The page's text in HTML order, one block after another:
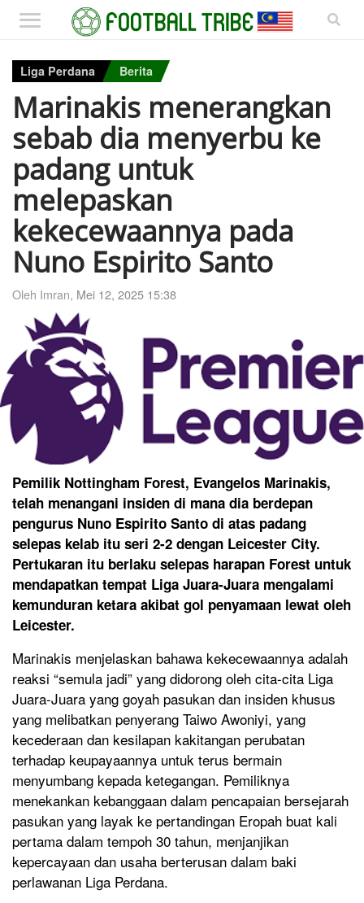
Liga Perdana Berita
Marinakis menerangkan
sebab dia menyerbu ke
padang untuk
melepaskan
kekecewaannya pada
Nuno Espirito Santo
Oleh Imran, Mei 12, 2025 15:38
Pemilik Nottingham Forest, Evangelos Marinakis,
telah menangani insiden di mana dia berdepan
pengurus Nuno Espirito Santo di atas padang
selepas kelab itu seri 2-2 dengan Leicester City.
Pertukaran itu berlaku selepas harapan Forest untuk
mendapatkan tempat Liga Juara-Juara mengalami
kemunduran ketara akibat gol penyamaan lewat oleh
Leicester.
Marinakis menjelaskan bahawa kekecewaannya adalah
reaksi “semula jadi” yang didorong oleh cita-cita Liga
Juara-Juara yang goyah pasukan dan insiden khusus
yang melibatkan penyerang Taiwo Awoniyi, yang
kecederaan dan kesilapan kakitangan perubatan
terhadap keupayaannya untuk terus bermain
menyumbang kepada ketegangan. Pemiliknya
menekankan kebanggaan dalam pencapaian bersejarah
pasukan yang layak ke pertandingan Eropah buat kali
pertama dalam tempoh 30 tahun, menjanjikan
kepercayaan dan usaha berterusan dalam baki
perlawanan Liga Perdana.